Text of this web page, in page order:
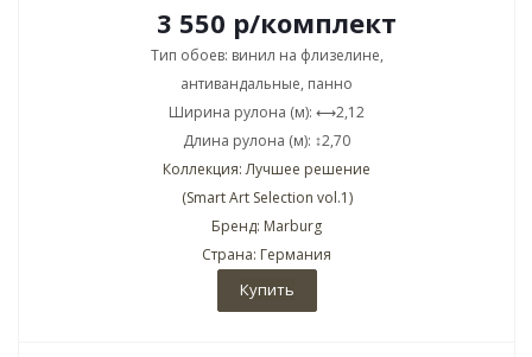
3 550 р/комплект
Тип обоев: винил на флизелине,
антивандальные, панно
Ширина рулона (м): ⟷2,12
Длина рулона (м): ↕2,70
Коллекция: Лучшее решение
(Smart Art Selection vol.1)
Бренд: Marburg
Страна: Германия
Купить